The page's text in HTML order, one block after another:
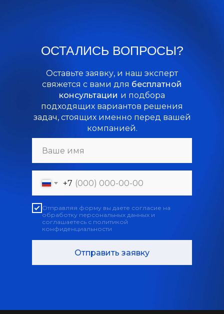
ОСТАЛИСЬ ВОПРОСЫ?
Оставьте заявку, и наш эксперт
свяжется с вами для бесплатной
консультации и подбора
подходящих вариантов решения
задач, стоящих именно перед вашей
компанией.
+7
Отправляя форму вы даете согласие на
обработку персональных данных и
соглашаетесь с политикой
конфиденциальности
Отправить заявку